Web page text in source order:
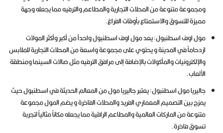
ومجموعة متنوعة من المحلات التجارية والمطاعم والترفيه مما يجعله وجهة
مميزة للتسوق والاستمتاع بأوقات الفراغ.
مول اوف اسطنبول: يعد مول اوف اسطنبول واحداً من أكبر وأكثر المولات
ازدحاماً في المدينة و يحتوي على مجموعة واسعة من المحلات التجارية للملابس
والإلكترونيات والمأكولات بالإضافة إلى مرافق الترفيه مثل صالات السينما ومنطقة
الألعاب.
جاليريا مول اسطنبول: يعتبر جاليريا مول من المعالم الحديثة في اسطنبول حيث
يمزج بين التصميم المعماري الفريد والمحلات الفاخرة و يضم المول مجموعة
متنوعة من الماركات العالمية والمطاعم الراقية مما يجعله مكاناً مثالياً لتجربة
تسوق فاخرة.